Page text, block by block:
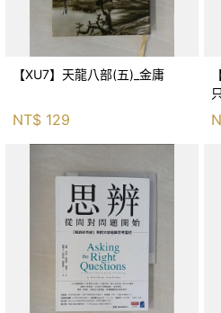
【XU7】天龍八部(五)_金庸
NT$ 129